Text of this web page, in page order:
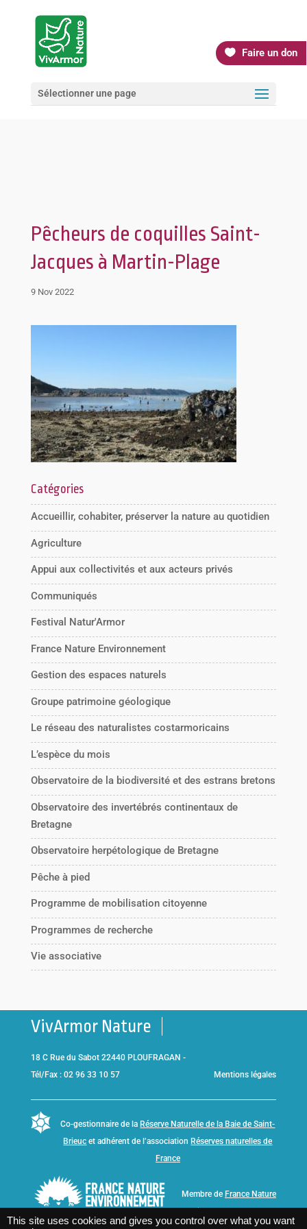
Faire un don
Sélectionner une page
Pêcheurs de coquilles Saint-
Jacques à Martin-Plage
9 Nov 2022
Catégories
Accueillir, cohabiter, préserver la nature au quotidien
Agriculture
Appui aux collectivités et aux acteurs privés
Communiqués
Festival Natur'Armor
France Nature Environnement
Gestion des espaces naturels
Groupe patrimoine géologique
Le réseau des naturalistes costarmoricains
L’espèce du mois
Observatoire de la biodiversité et des estrans bretons
Observatoire des invertébrés continentaux de
Bretagne
Observatoire herpétologique de Bretagne
Pêche à pied
Programme de mobilisation citoyenne
Programmes de recherche
Vie associative
VivArmor Nature
18 C Rue du Sabot 22440 PLOUFRAGAN -
Tél/Fax : 02 96 33 10 57
Mentions légales
Co-gestionnaire de la Réserve Naturelle de la Baie de Saint-
Brieuc et adhérent de l’association Réserves naturelles de
France
Membre de France Nature
This site uses cookies and gives you control over what you want